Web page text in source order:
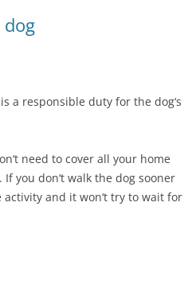
dog
a responsible duty for the dog‘s
need to cover all your home
you don‘t walk the dog sooner
and it won‘t try to wait for